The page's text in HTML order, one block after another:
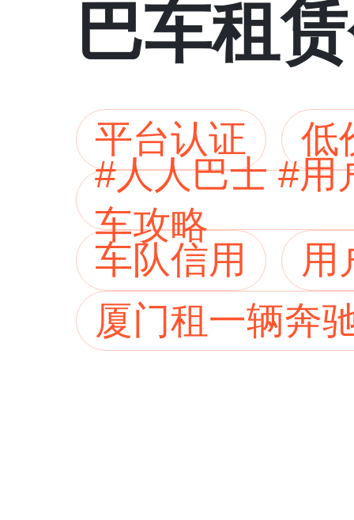
巴车租
平台认证
低
#人人巴士 #用
车攻略
车队信用
用
厦门租一辆奔